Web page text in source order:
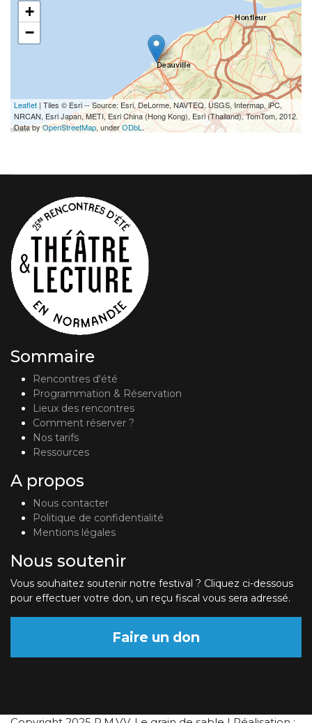
+
−
Leaflet | Tiles © Esri -- Source: Esri, DeLorme, NAVTEQ, USGS, Intermap, iPC,
NRCAN, Esri Japan, METI, Esri China (Hong Kong), Esri (Thailand), TomTom, 2012.
Data byOpenStreetMap, underODbL .
Sommaire
Rencontres d'été
Programmation & Réservation
Lieux des rencontres
Comment réserver ?
Nos tarifs
Ressources
A propos
Nous contacter
Politique de confidentialité
Mentions légales
Nous soutenir
Vous souhaitez soutenir notre festival ? Cliquez ci-dessous
pour effectuer votre don, un reçu fiscal vous sera adressé.
Faire un don